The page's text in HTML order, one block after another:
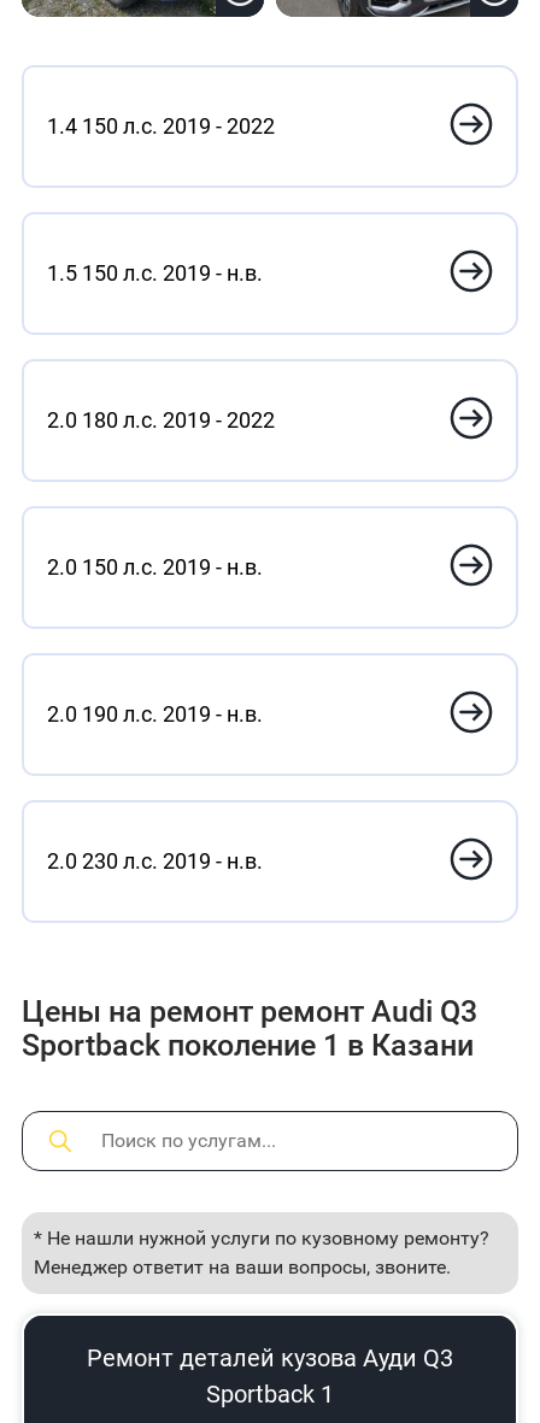
1.4 150 л.с. 2019 - 2022
1.5 150 л.с. 2019 - н.в.
2.0 180 л.с. 2019 - 2022
2.0 150 л.с. 2019 - н.в.
2.0 190 л.с. 2019 - н.в.
2.0 230 л.с. 2019 - н.в.
Цены на ремонт ремонт Audi Q3
Sportback поколение 1 в Казани
* Не нашли нужной услуги по кузовному ремонту?
Менеджер ответит на ваши вопросы, звоните.
Ремонт деталей кузова Ауди Q3
Sportback 1